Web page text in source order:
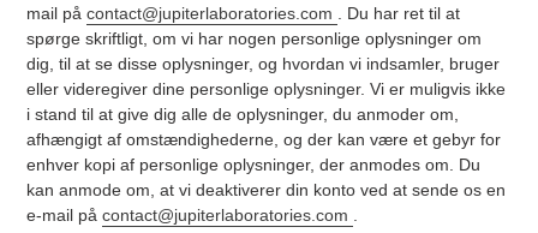
mail på contact@jupiterlaboratories.com . Du har ret til at
spørge skriftligt, om vi har nogen personlige oplysninger om
dig, til at se disse oplysninger, og hvordan vi indsamler, bruger
eller videregiver dine personlige oplysninger. Vi er muligvis ikke
i stand til at give dig alle de oplysninger, du anmoder om,
afhængigt af omstændighederne, og der kan være et gebyr for
enhver kopi af personlige oplysninger, der anmodes om. Du
kan anmode om, at vi deaktiverer din konto ved at sende os en
e-mail på contact@jupiterlaboratories.com .